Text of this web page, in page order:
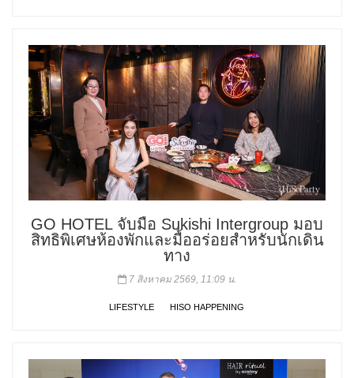
GO HOTEL จับมือ Sukishi Intergroup มอบ
สิทธิพิเศษห้องพักและมื้ออร่อยสำหรับนักเดิน
ทาง
7 สิงหาคม 2569, 11:09 น.
LIFESTYLE HISO HAPPENING